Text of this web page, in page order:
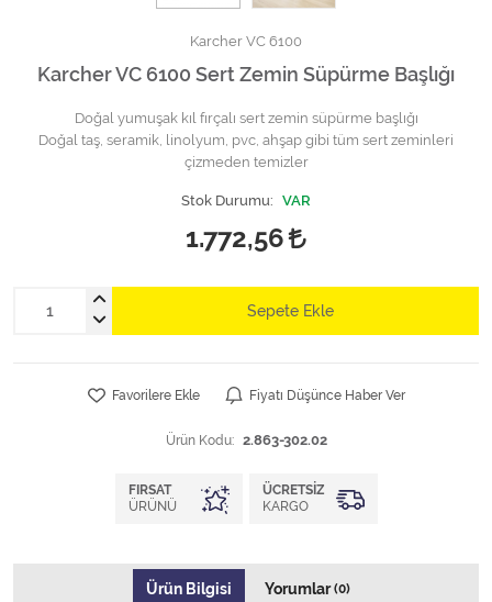
Karcher VC 6100
Karcher VC 6100 Sert Zemin Süpürme Başlığı
Doğal yumuşak kıl fırçalı sert zemin süpürme başlığı
Doğal taş, seramik, linolyum, pvc, ahşap gibi tüm sert zeminleri
çizmeden temizler
Stok Durumu: VAR
1.772,56
Sepete Ekle
Favorilere Ekle Fiyatı Düşünce Haber Ver
Ürün Kodu: 2.863-302.02
FIRSAT
ÜRÜNÜ
ÜCRETSIZ
KARGO
Ürün Bilgisi Yorumlar(0)